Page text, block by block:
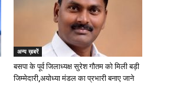
अन्य ख़बरें
बसपा के पूर्व जिलाध्यक्ष सुरेश गौतम को मिली बड़ी
जिम्मेदारी,अयोध्या मंडल का प्रभारी बनाए जाने